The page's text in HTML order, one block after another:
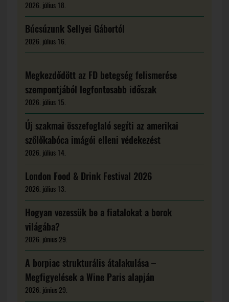
2026. július 18.
Búcsúzunk Sellyei Gábortól
2026. július 16.
Megkezdődött az FD betegség felismerése
szempontjából legfontosabb időszak
2026. július 15.
Új szakmai összefoglaló segíti az amerikai
szőlőkabóca imágói elleni védekezést
2026. július 14.
London Food & Drink Festival 2026
2026. július 13.
Hogyan vezessük be a fiatalokat a borok
világába?
2026. június 29.
A borpiac strukturális átalakulása –
Megfigyelések a Wine Paris alapján
2026. június 29.